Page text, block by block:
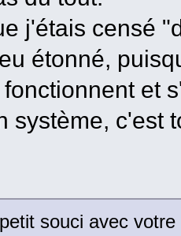
j'étais censé
étonné,
et
système, c'est
souci avec